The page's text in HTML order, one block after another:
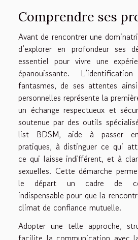
Comprendre ses
Avant de rencontrer une
d’explorer en profondeur ses
essentiel pour vivre une
épanouissante.
fantasmes, de ses attentes
personnelles représente la
un échange respectueux et
soutenue par des outils
list BDSM, aide à passer
pratiques, à distinguer ce qui
ce qui laisse indifférent, et à
sexuelles. Cette démarche
le départ un cadre de
indispensable pour que la
climat de confiance mutuelle.
Adopter une telle approche,